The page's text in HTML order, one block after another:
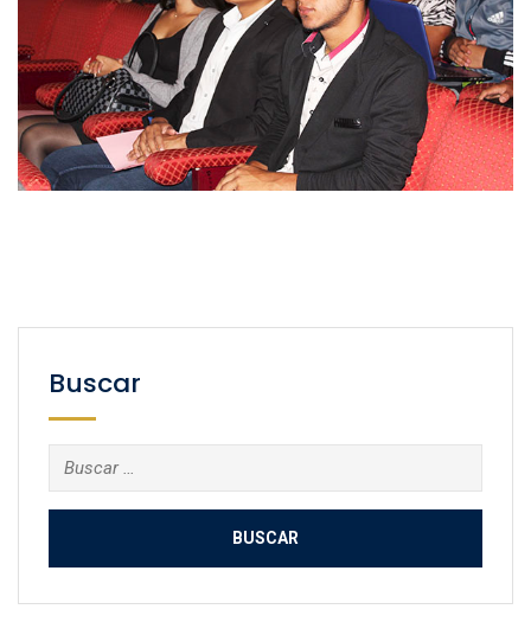
Buscar
Buscar: